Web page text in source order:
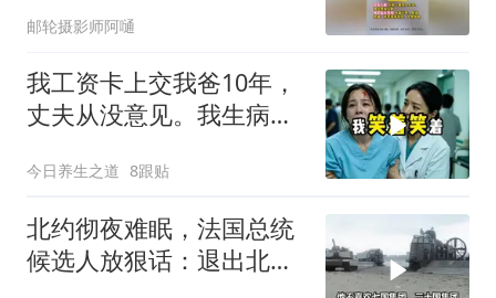
邮轮摄影师阿嗵
我工资卡上交我爸10年，
丈夫从没意见。我生病住
今日养生之道 8跟贴
北约彻夜难眠，法国总统
候选人放狠话：退出北